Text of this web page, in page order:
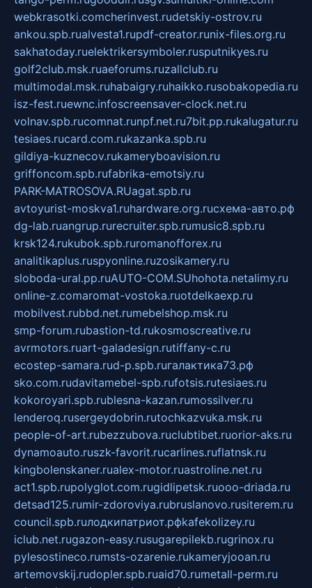
webkrasotki.comcherinvest.rudetskiy-ostrov.ru
ankou.spb.rualvesta1.rupdf-creator.runix-files.org.ru
sakhatoday.ruelektrikersymboler.rusputnikyes.ru
golf2club.msk.ruaeforums.ruzallclub.ru
multimodal.msk.ruhabaigry.ruhaikko.rusobakopedia.ru
isz-fest.ruewnc.infoscreensaver-clock.net.ru
volnav.spb.rucomnat.runpf.net.ru7bit.pp.rukalugatur.ru
tesiaes.rucard.com.rukazanka.spb.ru
gildiya-kuznecov.rukameryboavision.ru
griffoncom.spb.rufabrika-emotsiy.ru
PARK-MATROSOVA.RUagat.spb.ru
avtoyurist-moskva1.ruhardware.org.ruсхема-авто.рф
dg-lab.ruangrup.rurecruiter.spb.rumusic8.spb.ru
krsk124.rukubok.spb.ruromanofforex.ru
analitikaplus.ruspyonline.ruzosikamery.ru
sloboda-ural.pp.ruAUTO-COM.SUhohota.netalimy.ru
online-z.comaromat-vostoka.ruotdelkaexp.ru
mobilvest.rubbd.net.rumebelshop.msk.ru
smp-forum.rubastion-td.rukosmoscreative.ru
avrmotors.ruart-galadesign.rutiffany-c.ru
ecostep-samara.rud-p.spb.ruгалактика73.рф
sko.com.rudavitamebel-spb.rufotsis.rutesiaes.ru
kokoroyari.spb.rublesna-kazan.rumossilver.ru
lenderoq.rusergeydobrin.rutochkazvuka.msk.ru
people-of-art.rubezzubova.ruclubtibet.ruorior-aks.ru
dynamoauto.ruszk-favorit.rucarlines.ruflatnsk.ru
kingbolenskaner.rualex-motor.ruastroline.net.ru
act1.spb.rupolyglot.com.rugidlipetsk.ruooo-driada.ru
detsad125.rumir-zdoroviya.rubruslanovo.rusiterem.ru
council.spb.ruлодкипатриот.рфkafekolizey.ru
iclub.net.rugazon-easy.rusugarepilekb.rugrinox.ru
pylesostineco.rumsts-ozarenie.rukameryjooan.ru
artemovskij.rudopler.spb.ruaid70.rumetall-perm.ru